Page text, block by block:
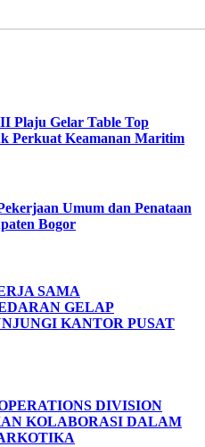
Plaju Gelar Table Top
Perkuat Keamanan Maritim
Umum dan Penataan
Bogor
SAMA
GELAP
KANTOR PUSAT
DIVISION
KOLABORASI DALAM